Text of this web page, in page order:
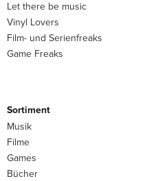
Let there be music
Vinyl Lovers
Film- und Serienfreaks
Game Freaks
Sortiment
Musik
Filme
Games
Bücher